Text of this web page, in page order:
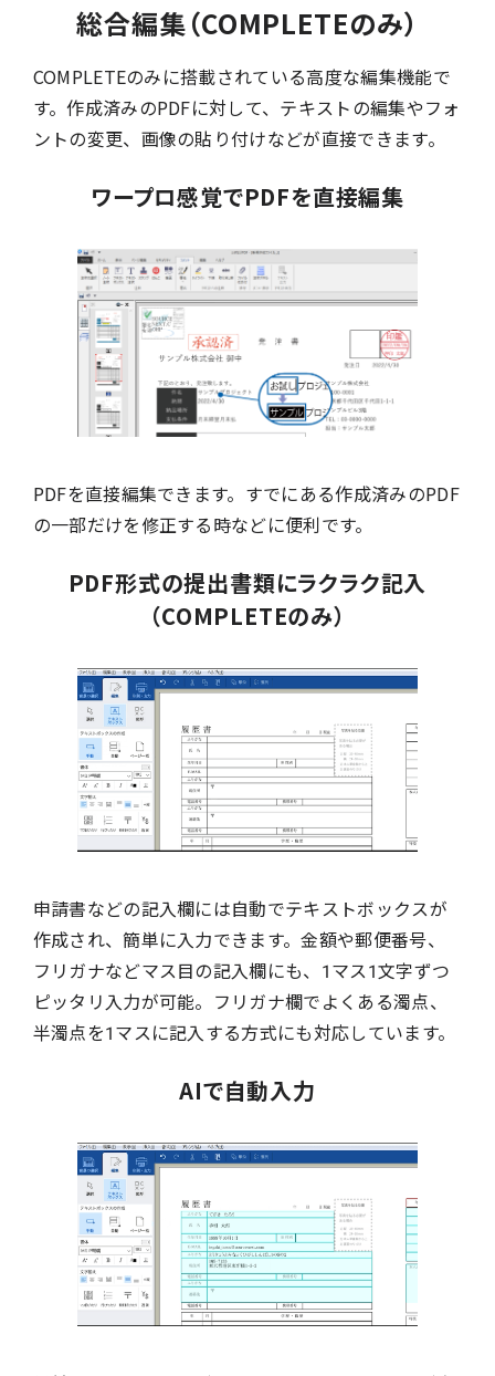
総合編集（COMPLETEのみ）
COMPLETEのみに搭載されている高度な編集機能で
す。作成済みのPDFに対して、テキストの編集やフォ
ントの変更、画像の貼り付けなどが直接できます。
ワープロ感覚でPDFを直接編集
PDFを直接編集できます。すでにある作成済みのPDF
の一部だけを修正する時などに便利です。
PDF形式の提出書類にラクラク記入
（COMPLETEのみ）
申請書などの記入欄には自動でテキストボックスが
作成され、簡単に入力できます。金額や郵便番号、
フリガナなどマス目の記入欄にも、1マス1文字ずつ
ピッタリ入力が可能。フリガナ欄でよくある濁点、
半濁点を1マスに記入する方式にも対応しています。
AIで自動入力